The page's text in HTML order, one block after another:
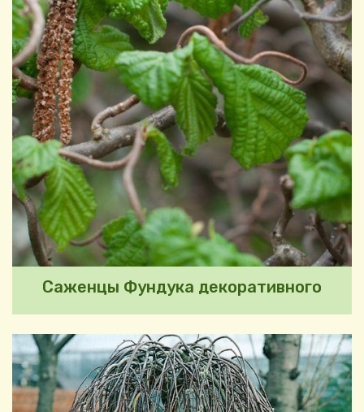
Саженцы Фундука декоративного